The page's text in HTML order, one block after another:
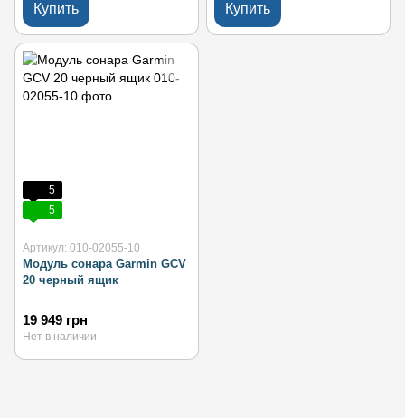
Купить Купить
5
5
Артикул: 010-02055-10
Модуль сонара Garmin GCV
20 черный ящик
19 949 грн
Нет в наличии